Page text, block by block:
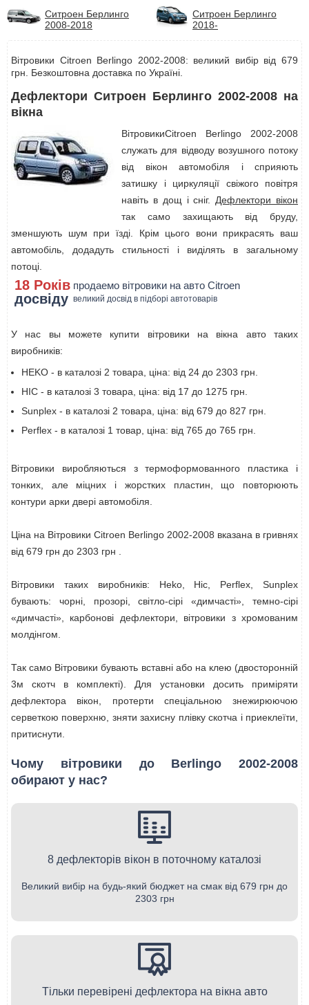
Ситроен Берлинго
2008-2018
Ситроен Берлинго
2018-
Вітровики Citroen Berlingo 2002-2008: великий вибір від 679
грн. Безкоштовна доставка по Україні.
Дефлектори Ситроен Берлинго 2002-2008 на
вікна
ВітровикиCitroen Berlingo 2002-2008
служать для відводу возушного потоку
від вікон автомобіля і сприяють
затишку і циркуляції свіжого повітря
навіть в дощ і сніг. Дефлектори вікон
так само захищають від бруду,
зменшують шум при їзді. Крім цього вони прикрасять ваш
автомобіль, додадуть стильності і виділять в загальному
потоці.
18 Років продаемо вітровики на авто Citroen
досвіду великий досвід в підборі автотоварів
У нас вы можете купити вітровики на вікна авто таких
виробників:
HEKO - в каталозі 2 товара, ціна: від 24 до 2303 грн.
HIC - в каталозі 3 товара, ціна: від 17 до 1275 грн.
Sunplex - в каталозі 2 товара, ціна: від 679 до 827 грн.
Perflex - в каталозі 1 товар, ціна: від 765 до 765 грн.
Вітровики виробляються з термоформованного пластика і
тонких, але міцних і жорстких пластин, що повторюють
контури арки двері автомобіля.
Ціна на Вітровики Citroen Berlingo 2002-2008 вказана в гривнях
від 679 грн до 2303 грн .
Вітровики таких виробників: Heko, Hic, Perflex, Sunplex
бувають: чорні, прозорі, світло-сірі «димчасті», темно-сірі
«димчасті», карбонові дефлектори, вітровики з хромованим
молдінгом.
Так само Вітровики бувають вставні або на клею (двосторонній
3м скотч в комплекті). Для установки досить приміряти
дефлектора вікон, протерти спеціальною знежирюючою
серветкою поверхню, зняти захисну плівку скотча і приеклеїти,
притиснути.
Чому вітровики до Berlingo 2002-2008
обирают у нас?
8 дефлекторів вікон в поточному каталозі
Великий вибір на будь-який бюджет на смак від 679 грн до
2303 грн
Тільки перевірені дефлектора на вікна авто